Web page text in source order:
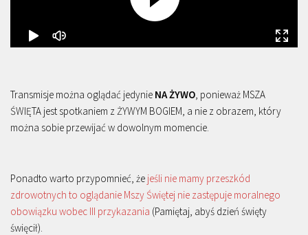
Transmisje można oglądać jedynie NA ŻYWO , ponieważ MSZA
ŚWIĘTA jest spotkaniem z ŻYWYM BOGIEM, a nie z obrazem, który
można sobie przewijać w dowolnym momencie.
Ponadto warto przypomnieć, że jeśli nie mamy przeszkód
zdrowotnych to oglądanie Mszy Świętej nie zastępuje moralnego
obowiązku wobec III przykazania (Pamiętaj, abyś dzień święty
święcił).